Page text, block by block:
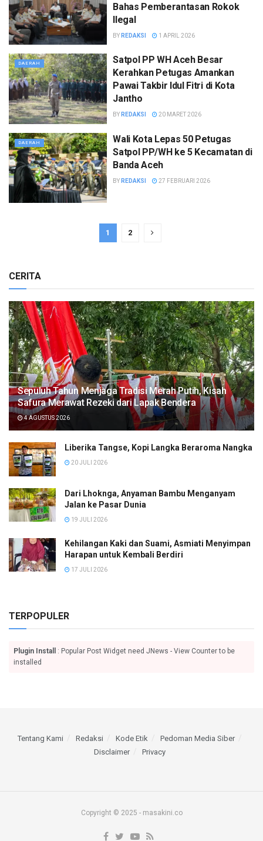
Bahas Pemberantasan Rokok
Ilegal
BY REDAKSI 1 APRIL 2026
DAERAH
Satpol PP WH Aceh Besar
Kerahkan Petugas Amankan
Pawai Takbir Idul Fitri di Kota
Jantho
BY REDAKSI 20 MARET 2026
DAERAH
Wali Kota Lepas 50 Petugas
Satpol PP/WH ke 5 Kecamatan di
Banda Aceh
BY REDAKSI 27 FEBRUARI 2026
1 2
CERITA
Sepuluh Tahun Menjaga Tradisi Merah Putih, Kisah
Safura Merawat Rezeki dari Lapak Bendera
4 AGUSTUS 2026
Liberika Tangse, Kopi Langka Beraroma Nangka
20 JULI 2026
Dari Lhoknga, Anyaman Bambu Menganyam
Jalan ke Pasar Dunia
19 JULI 2026
Kehilangan Kaki dan Suami, Asmiati Menyimpan
Harapan untuk Kembali Berdiri
17 JULI 2026
TERPOPULER
Plugin Install
: Popular Post Widget need JNews - View Counter to be
installed
Tentang Kami Redaksi Kode Etik
Pedoman Media Siber
Disclaimer
Privacy
Copyright © 2025 - masakini.co